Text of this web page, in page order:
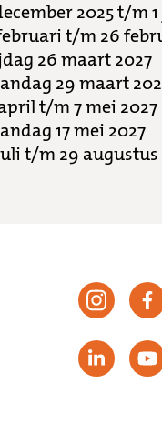
2025 t/m
t/m 26
26 maart 2027
29 maart
t/m 7 mei 2027
17 mei 2027
t/m 29 augustus